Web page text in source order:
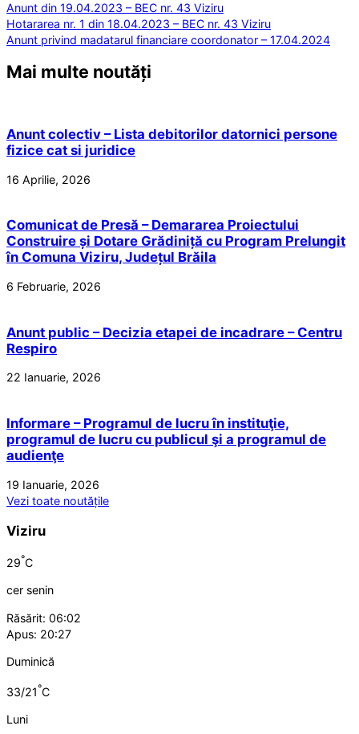
Anunt din 19.04.2023 – BEC nr. 43 Viziru
Hotararea nr. 1 din 18.04.2023 – BEC nr. 43 Viziru
Anunt privind madatarul financiare coordonator – 17.04.2024
Mai multe noutăți
Anunt colectiv – Lista debitorilor datornici persone
fizice cat si juridice
16 Aprilie, 2026
Comunicat de Presă – Demararea Proiectului
Construire și Dotare Grădiniță cu Program Prelungit
în Comuna Viziru, Județul Brăila
6 Februarie, 2026
Anunt public – Decizia etapei de incadrare – Centru
Respiro
22 Ianuarie, 2026
Informare – Programul de lucru în instituţie,
programul de lucru cu publicul şi a programul de
audienţe
19 Ianuarie, 2026
Vezi toate noutățile
Viziru
29°C
cer senin
Răsărit: 06:02
Apus: 20:27
Duminică
33/21°C
Luni